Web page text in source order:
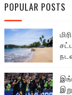
POPULAR POSTS